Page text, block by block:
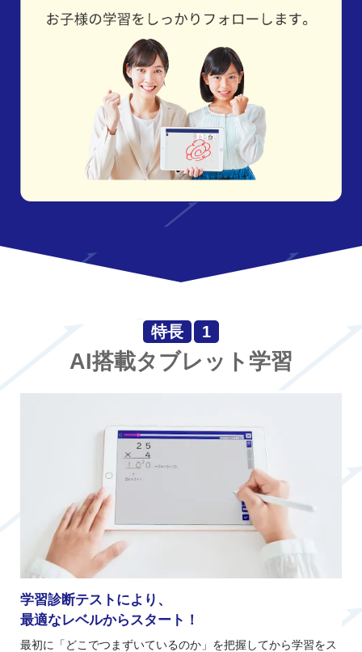
特長 1
AI搭載タブレット学習
学習診断テストにより、
最適なレベルからスタート！
最初に「どこでつまずいているのか」を把握してから学習をス